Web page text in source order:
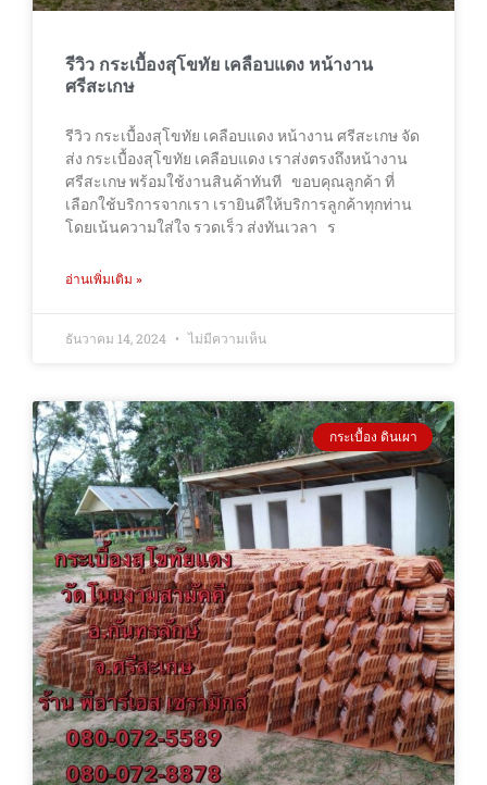
รีวิว กระเบื้องสุโขทัย เคลือบแดง หน้างาน
ศรีสะเกษ
รีวิว กระเบื้องสุโขทัย เคลือบแดง หน้างาน ศรีสะเกษ จัด
ส่ง กระเบื้องสุโขทัย เคลือบแดง เราส่งตรงถึงหน้างาน
ศรีสะเกษ พร้อมใช้งานสินค้าทันที ขอบคุณลูกค้า ที่
เลือกใช้บริการจากเรา เรายินดีให้บริการลูกค้าทุกท่าน
โดยเน้นความใส่ใจ รวดเร็ว ส่งทันเวลา ร
อ่านเพิ่มเติม »
ธันวาคม 14, 2024 ไม่มีความเห็น
กระเบื้อง ดินเผา